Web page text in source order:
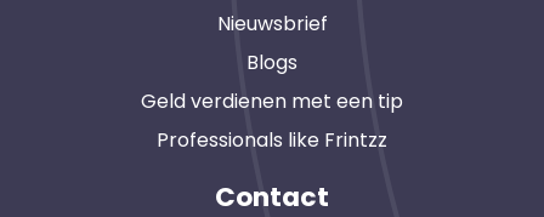
Nieuwsbrief
Blogs
Geld verdienen met een tip
Professionals like Frintzz
Contact